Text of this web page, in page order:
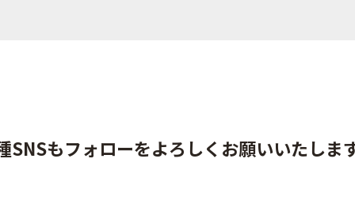
SNSもフォローをよろしくお願いいたしま